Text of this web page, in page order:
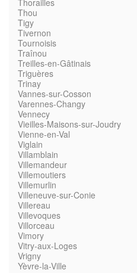
Thorailles
Thou
Tigy
Tivernon
Tournoisis
Traînou
Treilles-en-Gâtinais
Triguères
Trinay
Vannes-sur-Cosson
Varennes-Changy
Vennecy
Vieilles-Maisons-sur-Joudry
Vienne-en-Val
Viglain
Villamblain
Villemandeur
Villemoutiers
Villemurlin
Villeneuve-sur-Conie
Villereau
Villevoques
Villorceau
Vimory
Vitry-aux-Loges
Vrigny
Yèvre-la-Ville